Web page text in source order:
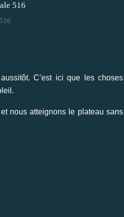
C’est ici que les choses
nous atteignons le plateau sans